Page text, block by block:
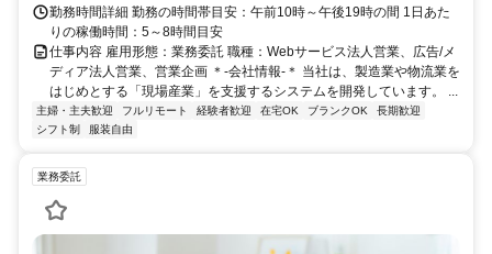
勤務時間詳細 勤務の時間帯目安：午前10時～午後19時の間 1日あた
りの稼働時間：5～8時間目安
仕事内容 雇用形態：業務委託 職種：Webサービス法人営業、広告/メ
ディア法人営業、営業企画 ＊-会社情報-＊ 当社は、製造業や物流業を
はじめとする「現場産業」を支援するシステムを開発しています。 ...
主婦・主夫歓迎 フルリモート 経験者歓迎 在宅OK ブランクOK
長期歓迎
シフト制
服装自由
業務委託